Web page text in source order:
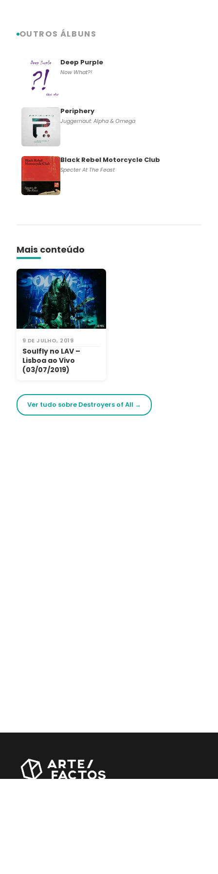
OUTROS ÁLBUNS
Deep Purple
Now What?!
Periphery
Juggernaut: Alpha & Omega
Black Rebel Motorcycle Club
Specter At The Feast
Mais conteúdo
9 DE JULHO, 2019
Soulfly no LAV –
Lisboa ao Vivo
(03/07/2019)
Ver tudo sobre Destroyers of All →